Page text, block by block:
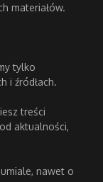
materiałów.
tylko
i źródłach.
treści
aktualności,
nawet o